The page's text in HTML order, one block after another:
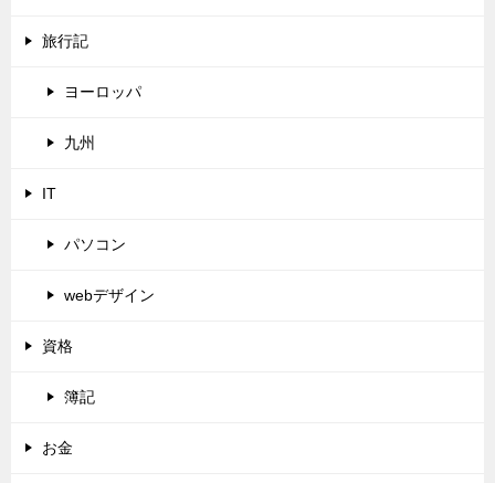
旅行記
ヨーロッパ
九州
IT
パソコン
webデザイン
資格
簿記
お金